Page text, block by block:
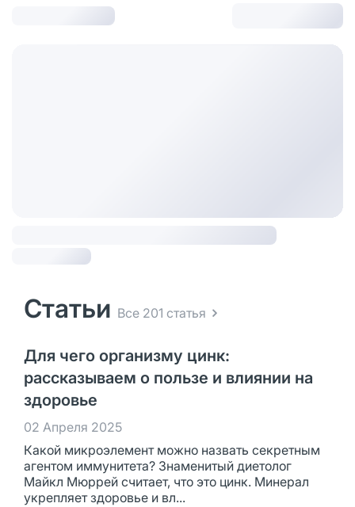
Статьи Все 201 статья
Для чего организму цинк:
рассказываем о пользе и влиянии на
здоровье
02 Апреля 2025
Какой микроэлемент можно назвать секретным
агентом иммунитета? Знаменитый диетолог
Майкл Мюррей считает, что это цинк. Минерал
укрепляет здоровье и вл...